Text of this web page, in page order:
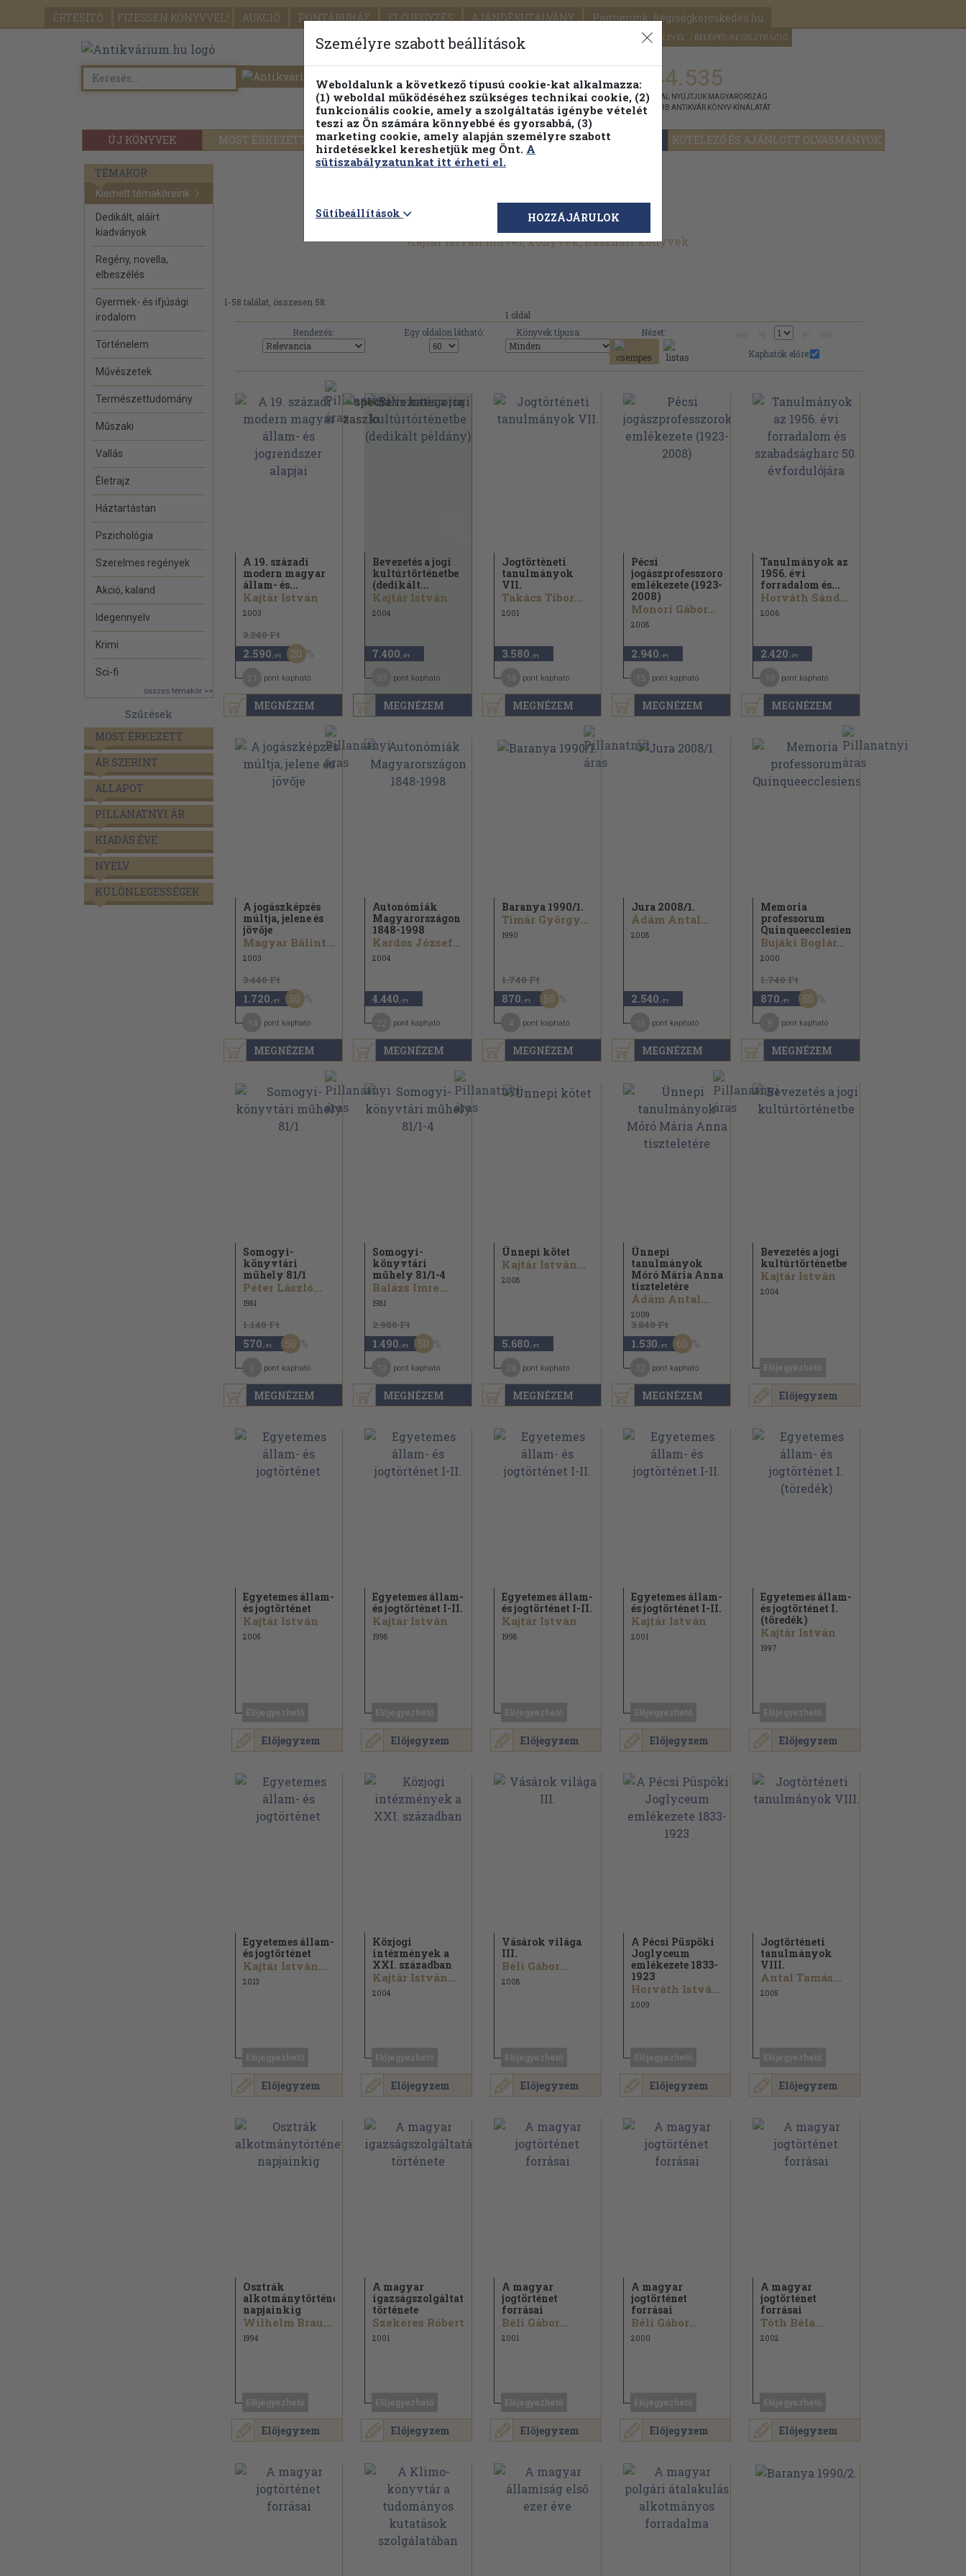
ÉRTESÍTŐ FIZESSEN KÖNYVVEL! AUKCIÓ PONTÁRUHÁZ ELŐJEGYZÉS AJÁNDÉKUTALVÁNY Partnerünk: Régiségkereskedés.hu
SEGÍTSÉG HÍRLEVÉL BELÉPÉS/REGISZTRÁCIÓ
ÚJ KÖNYVEK MOST ÉRKEZETT PILLANATNYI ÁRAINK FENNTARTHATÓ OLVASMÁNYOK KÖTELEZŐ ÉS AJÁNLOTT OLVASMÁNYOK
Részletes kereső Témaköri fa 1.144.535
KIADVÁNNYAL NYÚJTJUK MAGYARORSZÁG
LEGNAGYOBB ANTIKVÁR KÖNYV-KÍNÁLATÁT
TÉMAKÖR
Kiemelt témaköreink
Dedikált, aláírt
kiadványok
Regény, novella,
elbeszélés
Gyermek- és ifjúsági
irodalom
Történelem
Művészetek
Természettudomány
Műszaki
Vallás
Életrajz
Háztartástan
Pszichológia
Szerelmes regények
Akció, kaland
Idegennyelv
Krimi
Sci-fi
összes témakör >>
Szűrések
MOST ÉRKEZETT
ÁR SZERINT
ÁLLAPOT
PILLANATNYI ÁR
KIADÁS ÉVE
NYELV
KÜLÖNLEGESSÉGEK
Kajtár István művei, könyvek, használt könyvek
1-58 találat, összesen 58.
1 oldal
Rendezés:
Egy oldalon látható: Könyvek típusa:
Nézet:
Kaphatók előre:
MEGNÉZEM
A 19. századi
modern magyar
állam- és...
Kajtár István
2003
3.240 Ft
2.590 ,-Ft 20
pont kapható
MEGNÉZEM
Bevezetés a jogi
kultúrtörténetbe
(dedikált...
Kajtár István
2004
7.400 ,-Ft
pont kapható
MEGNÉZEM
Jogtörténeti
tanulmányok
VII.
Takács Tibor...
2001
3.580 ,-Ft
pont kapható
MEGNÉZEM
Pécsi
jogászprofesszorok
emlékezete (1923-
2008)
Monori Gábor...
2008
2.940 ,-Ft
pont kapható
MEGNÉZEM
Tanulmányok az
1956. évi
forradalom és...
Horváth Sándor...
2006
2.420 ,-Ft
pont kapható
MEGNÉZEM
A jogászképzés
múltja, jelene és
jövője
Magyar Bálint...
2003
3.440 Ft
1.720 ,-Ft 50
pont kapható
MEGNÉZEM
Autonómiák
Magyarországon
1848-1998
Kardos József...
2004
4.440 ,-Ft
pont kapható
MEGNÉZEM
Baranya 1990/1.
Timár György...
1990
1.740 Ft
870 ,-Ft 50
pont kapható
MEGNÉZEM
Jura 2008/1.
Ádám Antal...
2008
2.540 ,-Ft
pont kapható
MEGNÉZEM
Memoria
professorum
Quinqueecclesiensium
Bujáki Boglár...
2000
1.740 Ft
870 ,-Ft 50
pont kapható
MEGNÉZEM
Somogyi-
könyvtári
műhely 81/1
Péter László...
1981
1.140 Ft
570 ,-Ft 50
pont kapható
MEGNÉZEM
Somogyi-
könyvtári
műhely 81/1-4
Balázs Imre...
1981
2.980 Ft
1.490 ,-Ft 50
pont kapható
MEGNÉZEM
Ünnepi kötet
Kajtár István...
2008
5.680 ,-Ft
pont kapható
MEGNÉZEM
Ünnepi
tanulmányok
Móró Mária Anna
tiszteletére
Ádám Antal...
2009
3.840 Ft
1.530 ,-Ft 60
pont kapható
Előjegyzem
Bevezetés a jogi
kultúrtörténetbe
Kajtár István
2004
Előjegyzem
Egyetemes állam-
és jogtörténet
Kajtár István
2005
Előjegyzem
Egyetemes állam-
és jogtörténet I-II.
Kajtár István
1998
Előjegyzem
Egyetemes állam-
és jogtörténet I-II.
Kajtár István
1998
Előjegyzem
Egyetemes állam-
és jogtörténet I-II.
Kajtár István
2001
Előjegyzem
Egyetemes állam-
és jogtörténet I.
(töredék)
Kajtár István
1997
Előjegyzem
Egyetemes állam-
és jogtörténet
Kajtár István...
2013
Előjegyzem
Közjogi
intézmények a
XXI. században
Kajtár István...
2004
Előjegyzem
Vásárok világa
III.
Béli Gábor...
2008
Előjegyzem
A Pécsi Püspöki
Joglyceum
emlékezete 1833-
1923
Horváth István...
2009
Előjegyzem
Jogtörténeti
tanulmányok
VIII.
Antal Tamás...
2005
Előjegyzem
Osztrák
alkotmánytörténet
napjainkig
Wilhelm Brauneder
1994
Előjegyzem
A magyar
igazságszolgáltatás
története
Szekeres Róbert
2001
Előjegyzem
A magyar
jogtörténet
forrásai
Béli Gábor...
2001
Előjegyzem
A magyar
jogtörténet
forrásai
Béli Gábor...
2000
Előjegyzem
A magyar
jogtörténet
forrásai
Tóth Béla...
2002
Személyre szabott beállítások
Weboldalunk a következő típusú cookie-kat alkalmazza:
(1) weboldal működéséhez szükséges technikai cookie, (2)
funkcionális cookie, amely a szolgáltatás igénybe vételét
teszi az Ön számára könnyebbé és gyorsabbá, (3)
marketing cookie, amely alapján személyre szabott
hirdetésekkel kereshetjük meg Önt. A
sütiszabályzatunkat itt érheti el.
Sütibeállítások HOZZÁJÁRULOK